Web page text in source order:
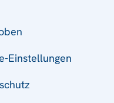
Einstellungen